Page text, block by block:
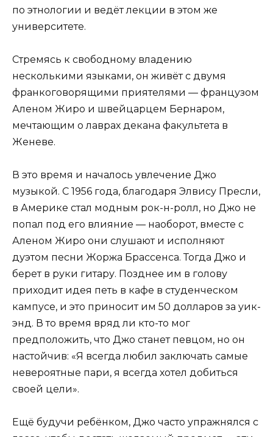
по этнологии и ведёт лекции в этом же
университете.
Стремясь к свободному владению
несколькими языками, он живёт с двумя
франкоговорящими приятелями — французом
Аленом Жиро и швейцарцем Бернаром,
мечтающим о лаврах декана факультета в
Женеве.
В это время и началось увлечение Джо
музыкой. С 1956 года, благодаря Элвису Пресли,
в Америке стал модным рок-н-ролл, но Джо не
попал под его влияние — наоборот, вместе с
Аленом Жиро они слушают и исполняют
дуэтом песни Жоржа Брассенса. Тогда Джо и
берет в руки гитару. Позднее им в голову
приходит идея петь в кафе в студенческом
кампусе, и это приносит им 50 долларов за уик-
энд. В то время вряд ли кто-то мог
предположить, что Джо станет певцом, но он
настойчив: «Я всегда любил заключать самые
невероятные пари, я всегда хотел добиться
своей цели».
Ещё будучи ребёнком, Джо часто упражнялся с